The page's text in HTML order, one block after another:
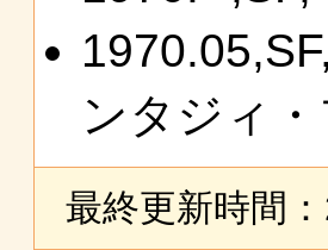
ンタジィ
最終更新時間